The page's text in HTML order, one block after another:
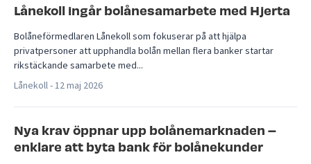
Lånekoll ingår bolånesamarbete med Hjerta
Bolåneförmedlaren Lånekoll som fokuserar på att hjälpa
privatpersoner att upphandla bolån mellan flera banker startar
rikstäckande samarbete med...
Lånekoll -12 maj 2026
Nya krav öppnar upp bolånemarknaden –
enklare att byta bank för bolånekunder